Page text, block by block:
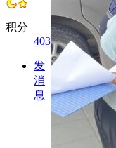
积分
403
发
消
息